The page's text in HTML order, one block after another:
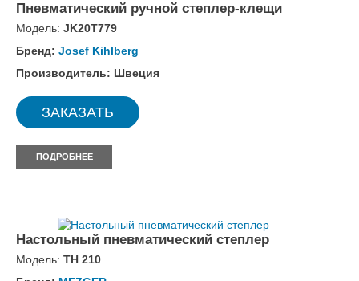
Пневматический ручной степлер-клещи
Модель: JK20T779
Бренд: Josef Kihlberg
Производитель: Швеция
ЗАКАЗАТЬ
ПОДРОБНЕЕ
Настольный пневматический степлер
Модель: TH 210